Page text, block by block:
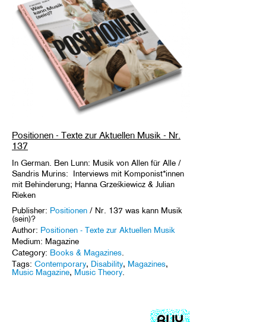
Positionen - Texte zur Aktuellen Musik - Nr.
137
In German. Ben Lunn: Musik von Allen für Alle /
Sandris Murins: Interviews mit Komponist*innen
mit Behinderung; Hanna Grześkiewicz & Julian
Rieken
Publisher: Positionen / Nr. 137 was kann Musik
(sein)?
Author: Positionen - Texte zur Aktuellen Musik
Medium: Magazine
Category: Books & Magazines.
Tags: Contemporary, Disability, Magazines,
Music Magazine, Music Theory.